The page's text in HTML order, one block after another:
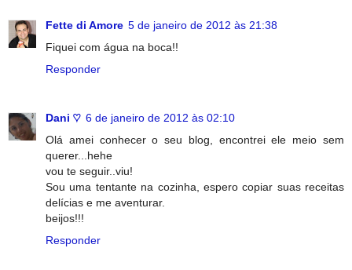
Fette di Amore 5 de janeiro de 2012 às 21:38
Fiquei com água na boca!!
Responder
Dani ♡ 6 de janeiro de 2012 às 02:10
Olá amei conhecer o seu blog, encontrei ele meio sem
querer...hehe
vou te seguir..viu!
Sou uma tentante na cozinha, espero copiar suas receitas
delícias e me aventurar.
beijos!!!
Responder